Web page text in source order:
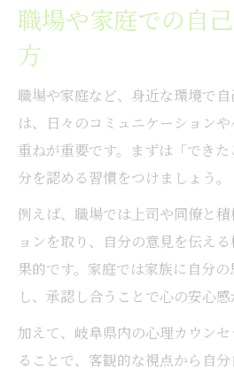
職場や家庭での自
方
職場や家庭など、身近な環境で
は、日々のコミュニケーション
重ねが重要です。まずは「でき
分を認める習慣をつけましょう。
例えば、職場では上司や同僚と
ョンを取り、自分の意見を伝え
果的です。家庭では家族に自分
し、承認し合うことで心の安心感
加えて、岐阜県内の心理カウン
ることで、客観的な視点から自